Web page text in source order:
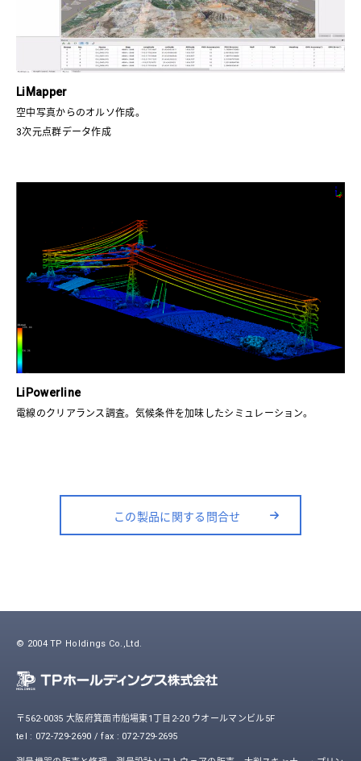
LiMapper
空中写真からのオルソ作成。
3次元点群データ作成
LiPowerline
電線のクリアランス調査。気候条件を加味したシミュレーション。
この製品に関する問合せ
© 2004 TP Holdings Co.,Ltd.
〒562-0035 大阪府箕面市船場東1丁目2-20 ウオールマンビル5F
tel : 072-729-2690 / fax : 072-729-2695